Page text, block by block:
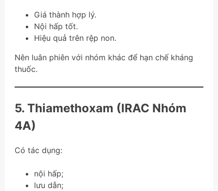
Giá thành hợp lý.
Nội hấp tốt.
Hiệu quả trên rệp non.
Nên luân phiên với nhóm khác để hạn chế kháng
thuốc.
5. Thiamethoxam (IRAC Nhóm
4A)
Có tác dụng:
nội hấp;
lưu dẫn;